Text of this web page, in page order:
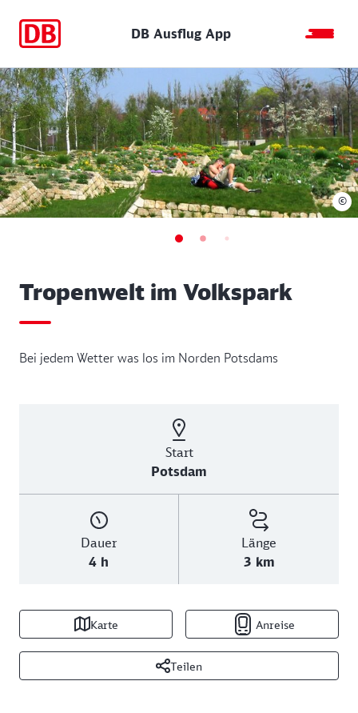
DB Ausflug App
Tropenwelt im Volkspark
Bei jedem Wetter was los im Norden Potsdams
Start
Potsdam
Dauer
4 h
Länge
3 km
Karte Anreise
Teilen
©